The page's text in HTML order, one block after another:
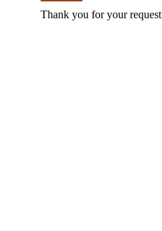
Thank you for your request